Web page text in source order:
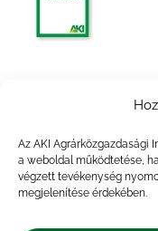
Az AKI Agrárközgazdasági
a weboldal működtetése,
végzett tevékenység
megjelenítése érdekében.